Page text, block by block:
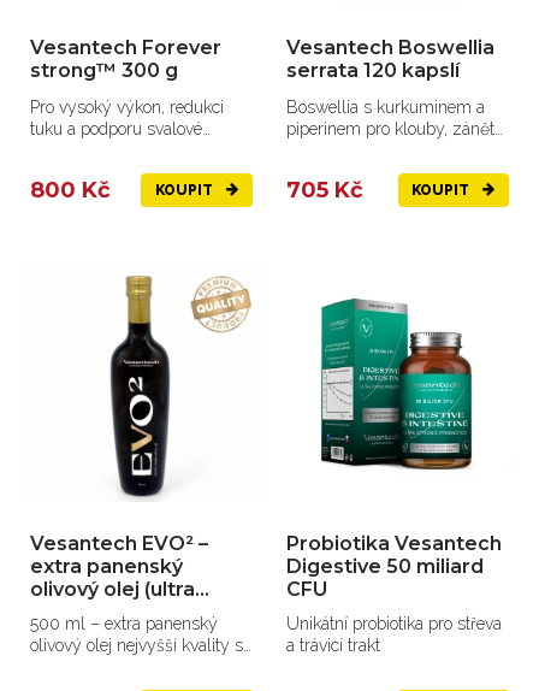
Vesantech Forever
strong™ 300 g
Pro vysoký výkon, redukci
tuku a podporu svalové
800 Kč KOUPIT
Vesantech Boswellia
serrata 120 kapslí
Boswellia s kurkuminem a
piperinem pro klouby, záněty
705 Kč KOUPIT
Vesantech EVO² –
extra panenský
olivový olej (ultra
prémiový)
500 ml – extra panenský
olivový olej nejvyšší kvality s
Probiotika Vesantech
Digestive 50 miliard
CFU
Unikátní probiotika pro střeva
a trávicí trakt